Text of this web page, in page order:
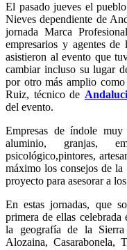
El pasado jueves el
Nieves dependiente de
jornada Marca
empresarios y agentes
asistieron al evento que
cambiar incluso su lugar
por otro más amplio
Ruiz, técnico de
del evento.
Empresas de índole
aluminio, granjas,
psicológico,pintores,
máximo los consejos de
proyecto para asesorar a
En estas jornadas, que
primera de ellas celebrada
la geografía de la
Alozaina, Casarabonela,